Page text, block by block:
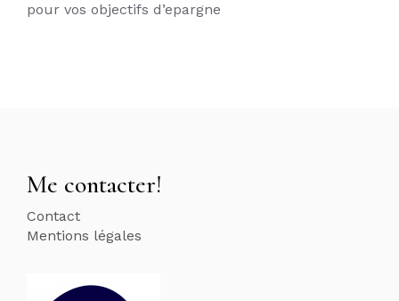
pour vos objectifs d’epargne
Me contacter!
Contact
Mentions légales